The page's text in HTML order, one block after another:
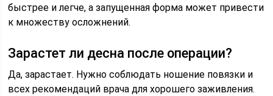
быстрее и легче, а запущенная форма может привести
к множеству осложнений.
Зарастет ли десна после операции?
Да, зарастает. Нужно соблюдать ношение повязки и
всех рекомендаций врача для хорошего заживления.